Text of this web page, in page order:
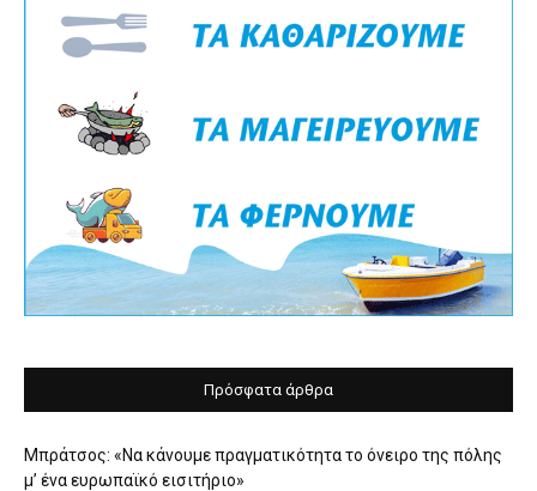
Πρόσφατα άρθρα
Μπράτσος: «Να κάνουμε πραγματικότητα το όνειρο της πόλης
μ’ ένα ευρωπαϊκό εισιτήριο»